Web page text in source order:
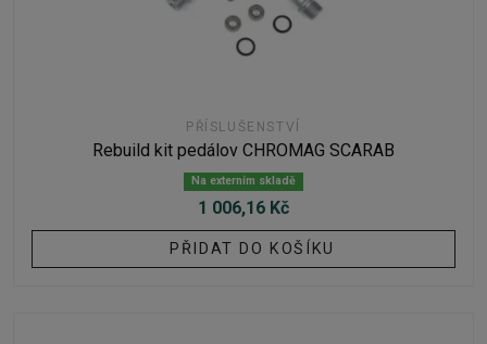
PŘÍSLUŠENSTVÍ
Rebuild kit pedálov CHROMAG SCARAB
Na externím skladě
1 006,16 Kč
PŘIDAT DO KOŠÍKU